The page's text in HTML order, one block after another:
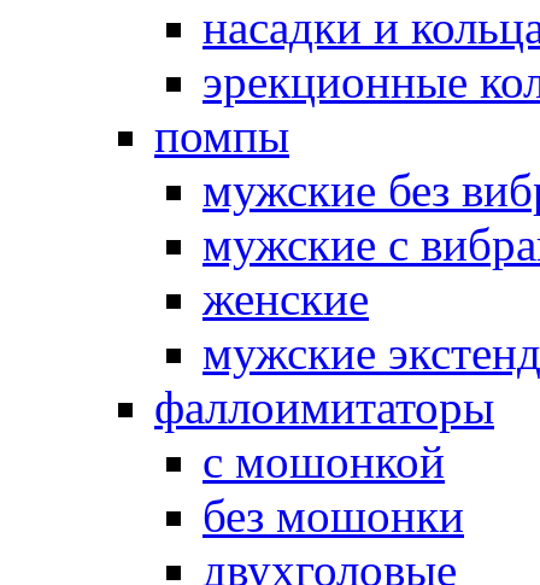
насадки и
эрекционные
помпы
мужские без
мужские с
женские
мужские
фаллоимитаторы
с мошонкой
без мошонки
двухголовые